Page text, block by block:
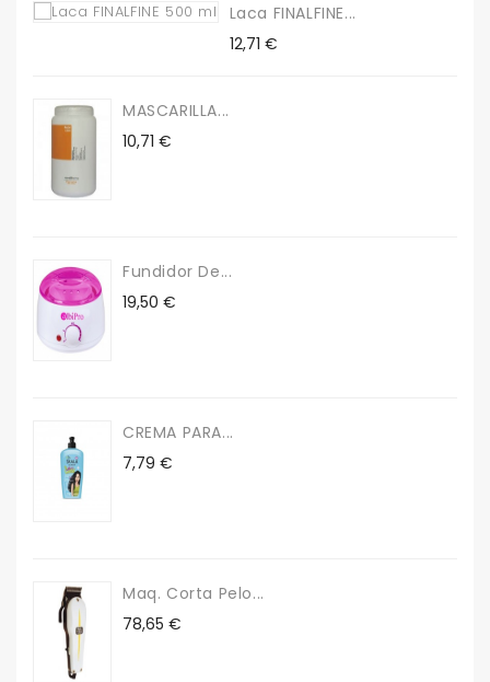
Laca FINALFINE...
Precio
12,71 €
MASCARILLA...
Precio
10,71 €
Fundidor De...
Precio
19,50 €
CREMA PARA...
Precio
7,79 €
Maq. Corta Pelo...
Precio
78,65 €